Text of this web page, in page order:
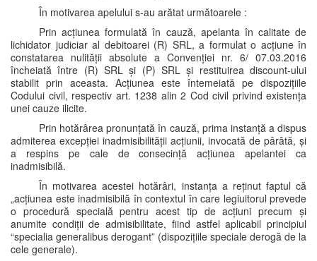
În motivarea apelului s-au arătat următoarele :
Prin acțiunea formulată în cauză, apelanta în calitate de
lichidator judiciar al debitoarei (R) SRL, a formulat o acțiune în
constatarea nulității absolute a Convenției nr. 6/ 07.03.2016
încheiată între (R) SRL și (P) SRL și restituirea discount-ului
stabilit prin aceasta. Acțiunea este întemeiată pe dispozițiile
Codului civil, respectiv art. 1238 alin 2 Cod civil privind existența
unei cauze ilicite.
Prin hotărârea pronunțată în cauză, prima instanță a dispus
admiterea excepției inadmisibilității acțiunii, invocată de pârâtă, și
a respins pe cale de consecință acțiunea apelantei ca
inadmisibilă.
În motivarea acestei hotărâri, instanța a reținut faptul că
„acțiunea este inadmisibilă în contextul în care legiuitorul prevede
o procedură specială pentru acest tip de acțiuni precum și
anumite condiții de admisibilitate, fiind astfel aplicabil principiul
“specialia generalibus derogant” (dispozițiile speciale derogă de la
cele generale).